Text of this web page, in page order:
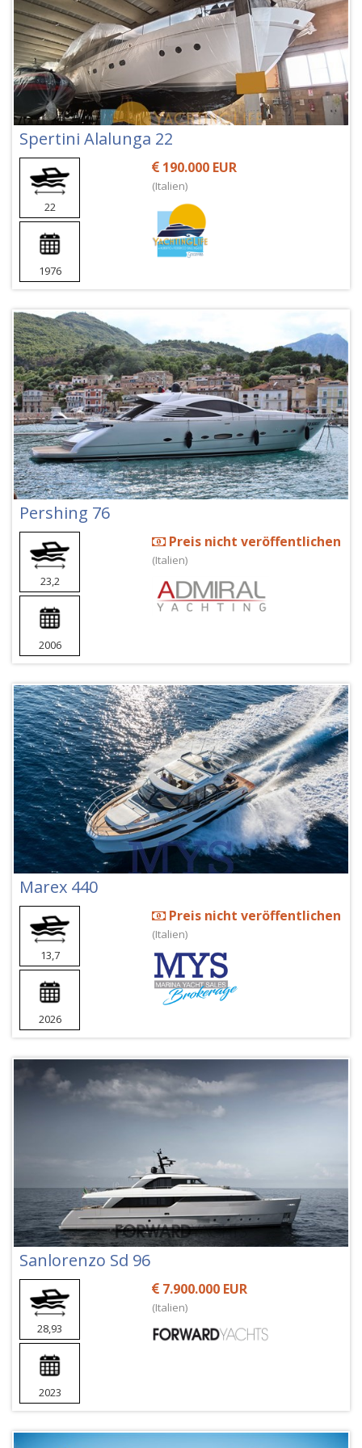
Spertini Alalunga 22
22
1976
190.000 EUR
(Italien)
Pershing 76
23,2
2006
Preis nicht veröffentlichen
(Italien)
Marex 440
13,7
2026
Preis nicht veröffentlichen
(Italien)
Sanlorenzo Sd 96
28,93
2023
7.900.000 EUR
(Italien)